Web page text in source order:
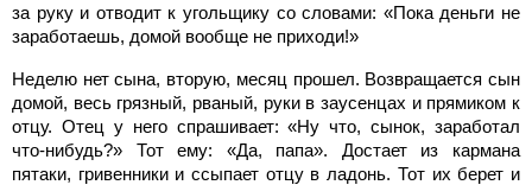
за руку и отводит к угольщику со словами: «Пока деньги не
заработаешь, домой вообще не приходи!»
Неделю нет сына, вторую, месяц прошел. Возвращается сын
домой, весь грязный, рваный, руки в заусенцах и прямиком к
отцу. Отец у него спрашивает: «Ну что, сынок, заработал
что-нибудь?» Тот ему: «Да, папа». Достает из кармана
пятаки, гривенники и ссыпает отцу в ладонь. Тот их берет и